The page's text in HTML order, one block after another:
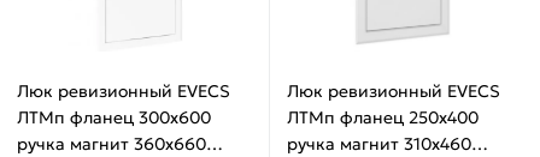
мм
Люк ревизионный EVECS
ЛТМп фланец 300x600
ручка магнит 360x660
Люк ревизионный EVECS
ЛТМп фланец 250x400
ручка магнит 310x460